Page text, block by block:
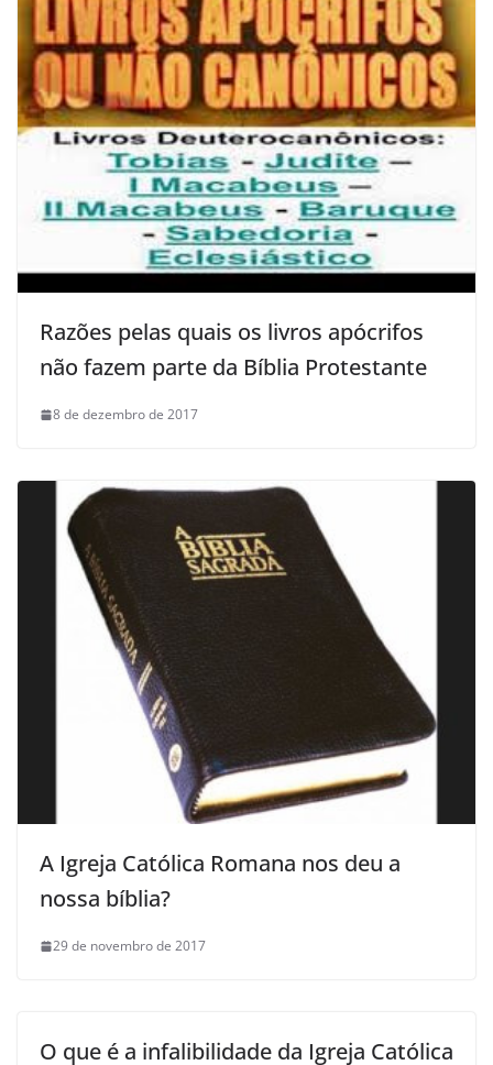
Razões pelas quais os livros apócrifos
não fazem parte da Bíblia Protestante
8 de dezembro de 2017
A Igreja Católica Romana nos deu a
nossa bíblia?
29 de novembro de 2017
O que é a infalibilidade da Igreja Católica